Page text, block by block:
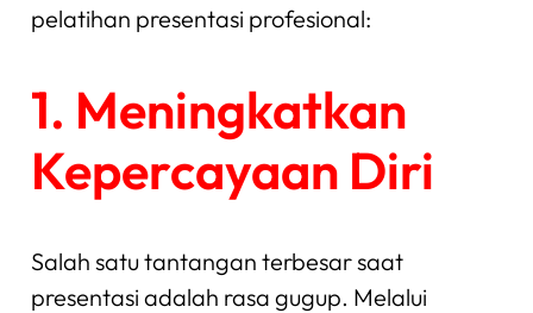
pelatihan presentasi profesional:
1. Meningkatkan
Kepercayaan Diri
Salah satu tantangan terbesar saat
presentasi adalah rasa gugup. Melalui